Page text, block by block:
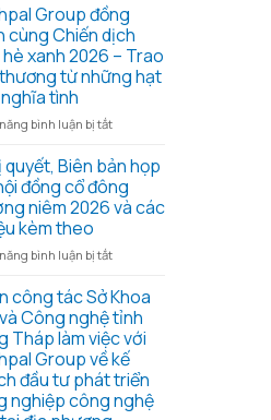
Group đồng
cùng Chiến dịch
xanh 2026 – Trao
từ những hạt
tình
bình luận bị tắtở
Group
đồng
hành
cùng
dịch
hè
xanh
2026
–
Trao
yêu
thương
quyết, Biên bản họp
đồng cổ đông
niêm 2026 và các
kèm theo
bình luận bị tắtở
quyết,
Biên
bản
họp
Đại
hội
đồng
công tác Sở Khoa
Công nghệ tỉnh
Tháp làm việc với
Group về kế
đầu tư phát triển
nghiệp công nghệ